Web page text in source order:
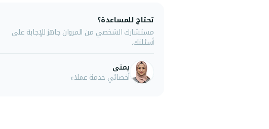
تحتاج للمساعدة؟
مستشارك الشخصي من المروان جاهز للإجابة على
أسئلتك.
يمنى
أخصائي خدمة عملاء